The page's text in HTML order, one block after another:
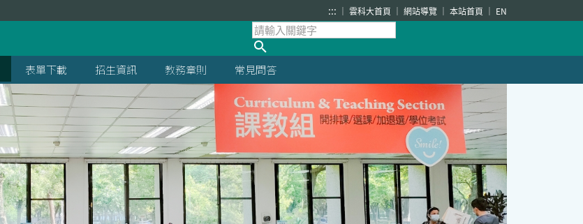
::: 雲科大首頁 網站導覽 本站首頁 EN
表單下載 招生資訊 教務章則 常見問答